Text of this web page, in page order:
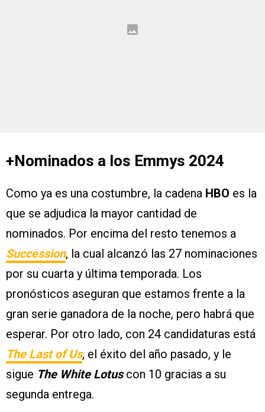
+Nominados a los Emmys 2024
Como ya es una costumbre, la cadena HBO es la
que se adjudica la mayor cantidad de
nominados. Por encima del resto tenemos a
Succession, la cual alcanzó las 27 nominaciones
por su cuarta y última temporada. Los
pronósticos aseguran que estamos frente a la
gran serie ganadora de la noche, pero habrá que
esperar. Por otro lado, con 24 candidaturas está
The Last of Us, el éxito del año pasado, y le
sigue The White Lotuscon 10 gracias a su
segunda entrega.